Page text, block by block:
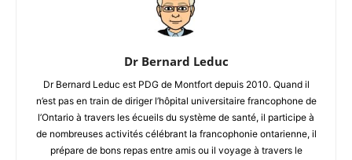
Dr Bernard Leduc
Dr Bernard Leduc est PDG de Montfort depuis 2010. Quand il
n’est pas en train de diriger l’hôpital universitaire francophone de
l’Ontario à travers les écueils du système de santé, il participe à
de nombreuses activités célébrant la francophonie ontarienne, il
prépare de bons repas entre amis ou il voyage à travers le